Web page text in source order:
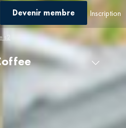
Devenir membre Inscription